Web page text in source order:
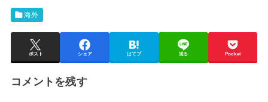
海外
ポスト シェア はてブ 送る Pocket
コメントを残す